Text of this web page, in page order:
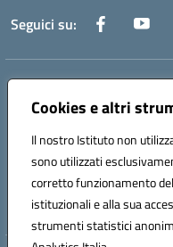
Cookies e altri
Il nostro Istituto non
sono utilizzati
corretto funzionamento
istituzionali e alla sua
strumenti statistici
Seguici su:
Indirizzo:Via Canale 1, Ancona
Centralino:071 204723
Codice fiscale: 93020970427
Codice meccanografico:
Codice unico di fatturazione